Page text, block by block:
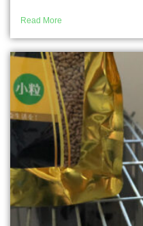
Read More